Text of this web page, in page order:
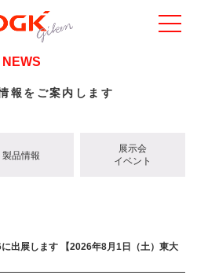
NEWS
報をご案内します
製品情報
展示会
イベント
出展します 【2026年8月1日（土）東大